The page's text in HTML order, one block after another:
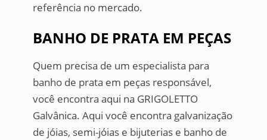
referência no mercado.
BANHO DE PRATA EM PEÇAS
Quem precisa de um especialista para
banho de prata em peças responsável,
você encontra aqui na GRIGOLETTO
Galvânica. Aqui você encontra galvanização
de jóias, semi-jóias e bijuterias e banho de